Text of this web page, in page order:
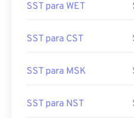
SST para WET
SST para CST
SST para MSK
SST para NST